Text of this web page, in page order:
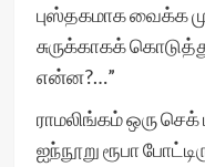
புஸ்தகமாக வைக்க
சுருக்காகக்
என்ன?…”
ராமலிங்கம் ஒரு
ஐந்நூறு ரூபா